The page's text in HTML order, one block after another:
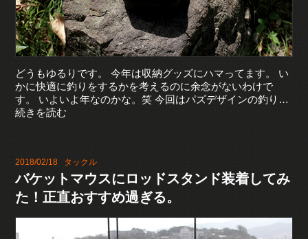
どうもゆるりです。 今年は収納グッズにハマってます。 い
かに快適に釣りをするかを考えるのに余念がないわけで
す。 いよいよ年なのかな。笑 今回はパズデザインの釣り…
続きを読む
2018/02/18 タックル
バケットマウスにロッドスタンド装着してみ
た！正直おすすめ過ぎる。